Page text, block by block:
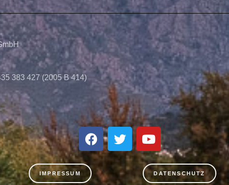
383 427 (2005 B 414)
IMPRESSUM DATENSCHUTZ